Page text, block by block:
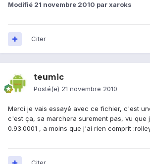
Modifié 21 novembre 2010 par xaroks
Citer
teumic
Posté(e) 21 novembre 2010
Merci je vais essayé avec ce fichier, c'est
c'est ça, sa marchera surement pas, vu que
0.93.0001 , a moins que j'ai rien comprit